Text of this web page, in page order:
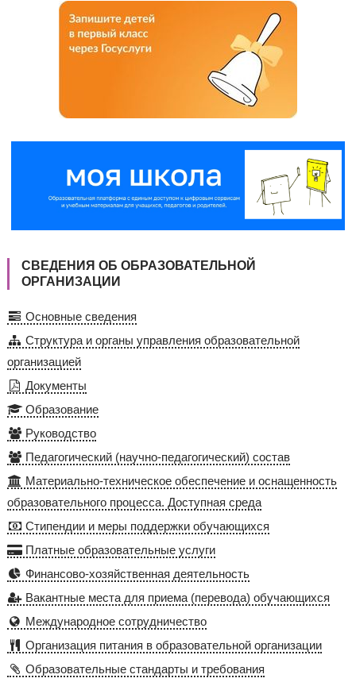
СВЕДЕНИЯ ОБ ОБРАЗОВАТЕЛЬНОЙ
ОРГАНИЗАЦИИ
Основные сведения
Структура и органы управления образовательной
организацией
Документы
Образование
Руководство
Педагогический (научно-педагогический) состав
Материально-техническое обеспечение и оснащенность
образовательного процесса. Доступная среда
Стипендии и меры поддержки обучающихся
Платные образовательные услуги
Финансово-хозяйственная деятельность
Вакантные места для приема (перевода) обучающихся
Международное сотрудничество
Организация питания в образовательной организации
Образовательные стандарты и требования